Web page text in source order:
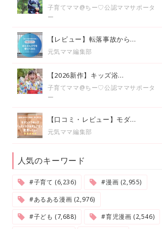
子育てママ@ちー♡公認ママサポータ
ー
【レビュー】転落事故から...
元気ママ編集部
【2026新作】キッズ浴...
子育てママ@ちー♡公認ママサポータ
ー
【口コミ・レビュー】モダ...
元気ママ編集部
人気のキーワード
#子育て (6,236)
#漫画 (2,955)
#あるある漫画 (2,976)
#子ども (7,688)
#育児漫画 (2,546)